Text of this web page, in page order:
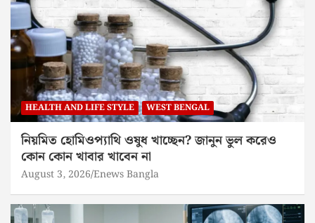
HEALTH AND LIFE STYLE WEST BENGAL
নিয়মিত হোমিওপ্যাথি ওষুধ খাচ্ছেন? জানুন ভুল করেও
কোন কোন খাবার খাবেন না
August 3, 2026 Enews Bangla